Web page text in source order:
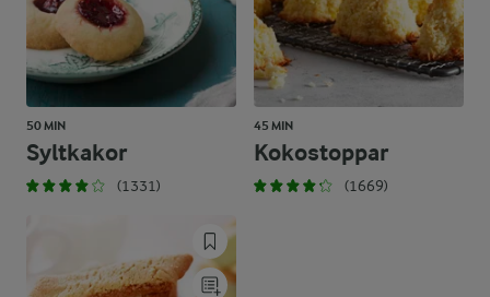
50 MIN
Syltkakor
(1331)
45 MIN
Kokostoppar
(1669)